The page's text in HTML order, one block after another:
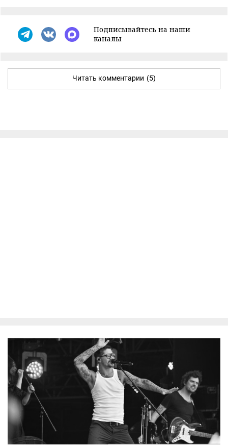
Подписывайтесь на наши
каналы
Читать комментарии (5)